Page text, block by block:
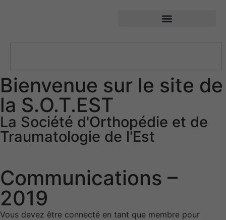
Bienvenue sur le site de
la S.O.T.EST
La Société d'Orthopédie et de
Traumatologie de l'Est
Communications –
2019
Vous devez être connecté en tant que membre pour